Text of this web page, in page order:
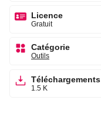
Licence
Gratuit
Catégorie
Outils
Téléchargements
1.5 K